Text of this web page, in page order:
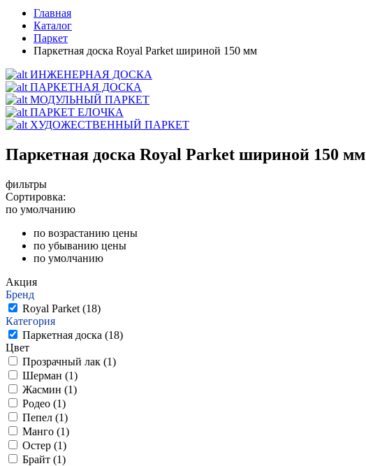
Главная
Каталог
Паркет
Паркетная доска Royal Parket шириной 150 мм
ИНЖЕНЕРНАЯ ДОСКА
ПАРКЕТНАЯ ДОСКА
МОДУЛЬНЫЙ ПАРКЕТ
ПАРКЕТ ЕЛОЧКА
ХУДОЖЕСТВЕННЫЙ ПАРКЕТ
Паркетная доска Royal Parket шириной 150 мм
фильтры
Сортировка:
по умолчанию
по возрастанию цены
по убыванию цены
по умолчанию
Акция
Бренд
Royal Parket (18)
Категория
Паркетная доска (18)
Цвет
Прозрачный лак (1)
Шерман (1)
Жасмин (1)
Родео (1)
Пепел (1)
Манго (1)
Остер (1)
Брайт (1)